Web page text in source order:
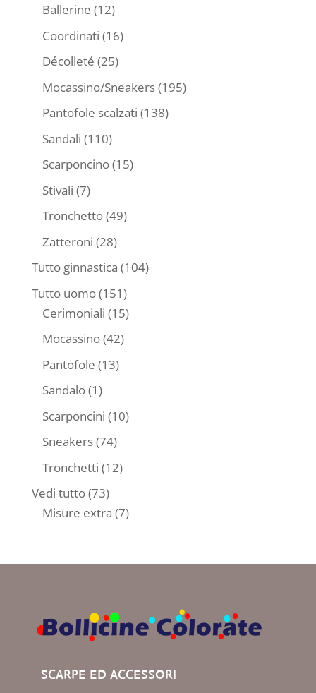
Ballerine 1212
prodotti
Coordinati 1616
Décolleté 2525
prodotti
Mocassino/Sneakers 195195
Pantofole scalzati 138138
Sandali 110110
prodotti
Scarponcino 1515
Stivali 77
prodotti
Tronchetto 4949
Zatteroni 2828
prodotti
Tutto ginnastica 104104
Tutto uomo 151151
prodotti
Cerimoniali 1515
Mocassino 4242
Pantofole 1313
Sandalo 11
prodotto
Scarponcini 1010
Sneakers 7474
prodotti
Tronchetti 1212
Vedi tutto 7373
prodotti
Misure extra 77
SCARPE ED ACCESSORI